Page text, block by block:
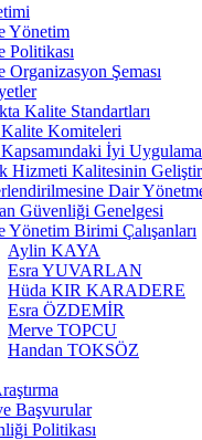
Yönetim
Politikası
Organizasyon Şeması
Kalite Standartları
Komiteleri
İyi
Hizmeti Kalitesinin
Dair
Güvenliği Genelgesi
Yönetim Birimi Çalışanları
Aylin KAYA
Esra YUVARLAN
Hüda KIR KARADERE
Esra ÖZDEMİR
Merve TOPCU
Handan TOKSÖZ
Başvurular
Politikası